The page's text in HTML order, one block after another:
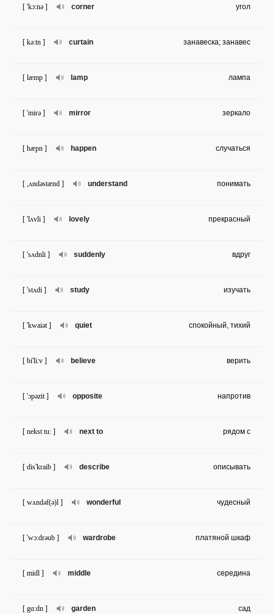
corner
[ 'kɔ:nə ] угол
curtain
[ kə:tn ] занавеска; занавес
lamp
[ læmp ] лампа
mirror
[ 'mirə ] зеркало
happen
[ hæpn ] случаться
understand
[ ,ʌndəstænd ] понимать
lovely
[ 'lʌvli ] прекрасный
suddenly
[ 'sʌdnli ] вдруг
study
[ 'stʌdi ] изучать
quiet
[ 'kwaiət ] спокойный, тихий
believe
[ bi'li:v ] верить
opposite
[ 'ɔpəzit ] напротив
next to
[ nekst tu: ] рядом с
describe
[ dis'kraib ] описывать
wonderful
[ wʌndəf(ə)l ] чудесный
wardrobe
[ 'wɔ:drəub ] платяной шкаф
middle
[ midl ] середина
garden
[ gɑ:dn ] сад